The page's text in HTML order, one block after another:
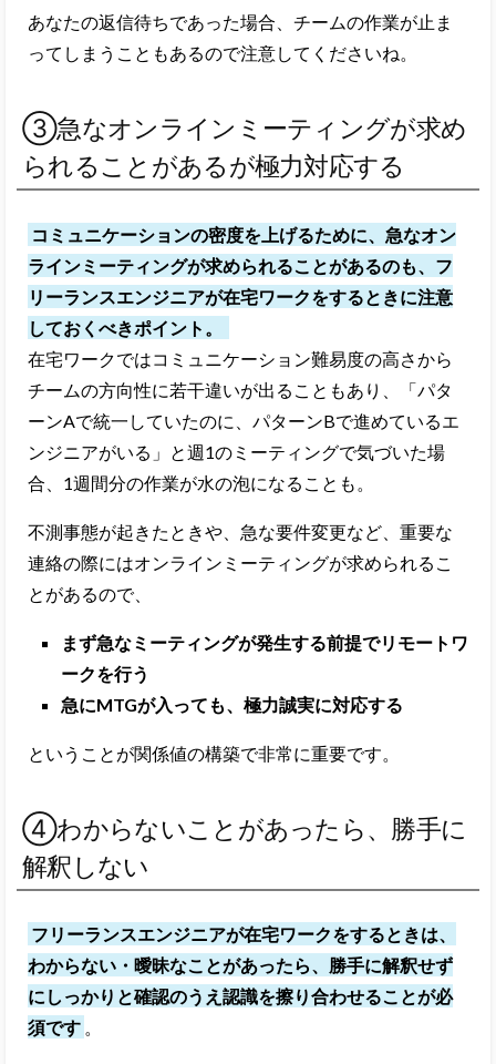
あなたの返信待ちであった場合、チームの作業が止ま
ってしまうこともあるので注意してくださいね。
③急なオンラインミーティングが求め
られることがあるが極力対応する
コミュニケーションの密度を上げるために、急なオン
ラインミーティングが求められることがあるのも、フ
リーランスエンジニアが在宅ワークをするときに注意
しておくべきポイント。
在宅ワークではコミュニケーション難易度の高さから
チームの方向性に若干違いが出ることもあり、
「パタ
ーンAで統一していたのに、パターンBで進めているエ
ンジニアがいる」と週1のミーティングで気づいた場
合、1週間分の作業が水の泡になることも。
不測事態が起きたときや、急な要件変更など、重要な
連絡の際にはオンラインミーティングが求められるこ
とがあるので、
まず急なミーティングが発生する前提でリモートワ
ークを行う
急にMTGが入っても、極力誠実に対応する
ということが関係値の構築で非常に重要です。
④わからないことがあったら、勝手に
解釈しない
フリーランスエンジニアが在宅ワークをするときは、
わからない・曖昧なことがあったら、勝手に解釈せず
にしっかりと確認のうえ認識を擦り合わせることが必
須です 。